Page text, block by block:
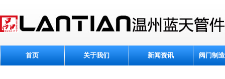
首页 关于我们 新闻资讯 阀门制